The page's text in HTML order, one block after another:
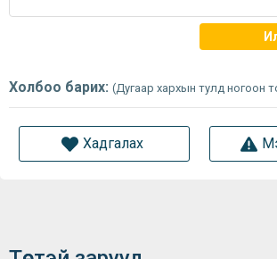
Холбоо барих: (Дугаар хархын тулд ногоон
Хадгалах